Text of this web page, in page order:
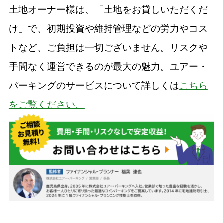
土地オーナー様は、「土地をお貸しいただくだ
け」で、初期投資や維持管理などの労力やコス
トなど、ご負担は一切ございません。リスクや
手間なく運営できるのが最大の魅力。ユアー・
パーキングのサービスについて詳しくはこちら
をご覧ください。